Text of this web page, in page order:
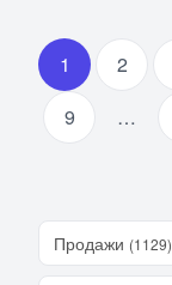
1 2
9
…
Продажи (1129)